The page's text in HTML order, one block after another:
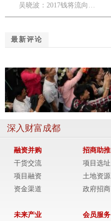
吴晓波：2017钱将流向…
最新评论
深入财富成都
融资并购
干货交流
项目融资
资金渠道
招商助推
项目选址
土地资源
政府招商
未来产业
会员服务